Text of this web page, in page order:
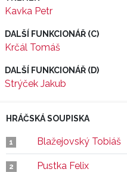
Kavka Petr
DALŠÍ FUNKCIONÁŘ (C)
Krčál Tomáš
DALŠÍ FUNKCIONÁŘ (D)
Strýček Jakub
HRÁČSKÁ SOUPISKA
1 Blažejovský Tobiáš
2 Pustka Felix